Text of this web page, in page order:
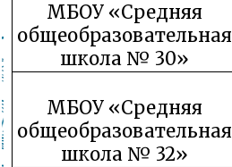
МБОУ «Средняя
общеобразовательная
школа № 30»
МБОУ «Средняя
общеобразовательная
школа № 32»